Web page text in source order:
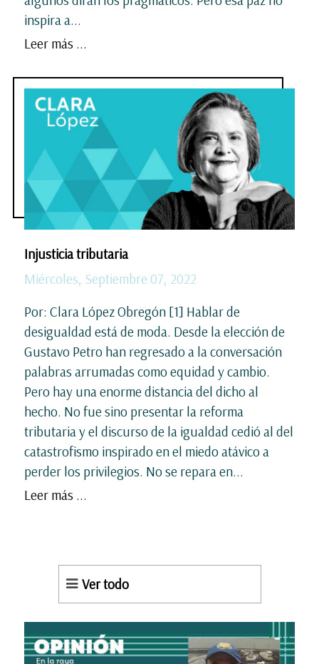
inspira a...
Leer más ...
Injusticia tributaria
Miércoles, Septiembre 07, 2022
Por: Clara López Obregón [1] Hablar de
desigualdad está de moda. Desde la elección de
Gustavo Petro han regresado a la conversación
palabras arrumadas como equidad y cambio.
Pero hay una enorme distancia del dicho al
hecho. No fue sino presentar la reforma
tributaria y el discurso de la igualdad cedió al del
catastrofismo inspirado en el miedo atávico a
perder los privilegios. No se repara en...
Leer más ...
Ver todo